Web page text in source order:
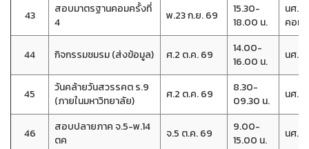
43
สอบมาตรฐานคอมครั้งที่
4
พ.23 ก.ย. 69
15.30-
18.00 น.
นศ.ที่
คอม
44 กิจกรรมชมรม (ส่งข้อมูล) ศ.2 ต.ค. 69
14.00-
16.00 น.
นศ.(
45
วันคล้ายวันสวรรคต ร.9
(ภายในมหาวิทยาลัย)
ศ.2 ต.ค. 69
8.30-
09.30 น.
นศ.(
46
สอบปลายภาค จ.5-พ.14
ตค
จ.5 ต.ค. 69
9.00-
15.00 น.
นศ.(